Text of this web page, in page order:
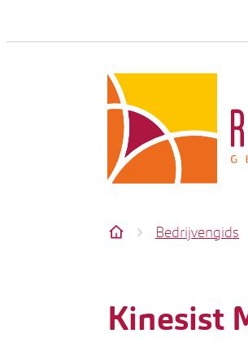
Rumst
Startpagina
Bedrijvengids
Kinesist